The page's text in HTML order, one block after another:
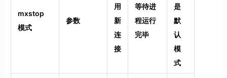
mxstop
模式
参数
用
新
连
接
等待进
程运行
完毕
是
默
认
模
式